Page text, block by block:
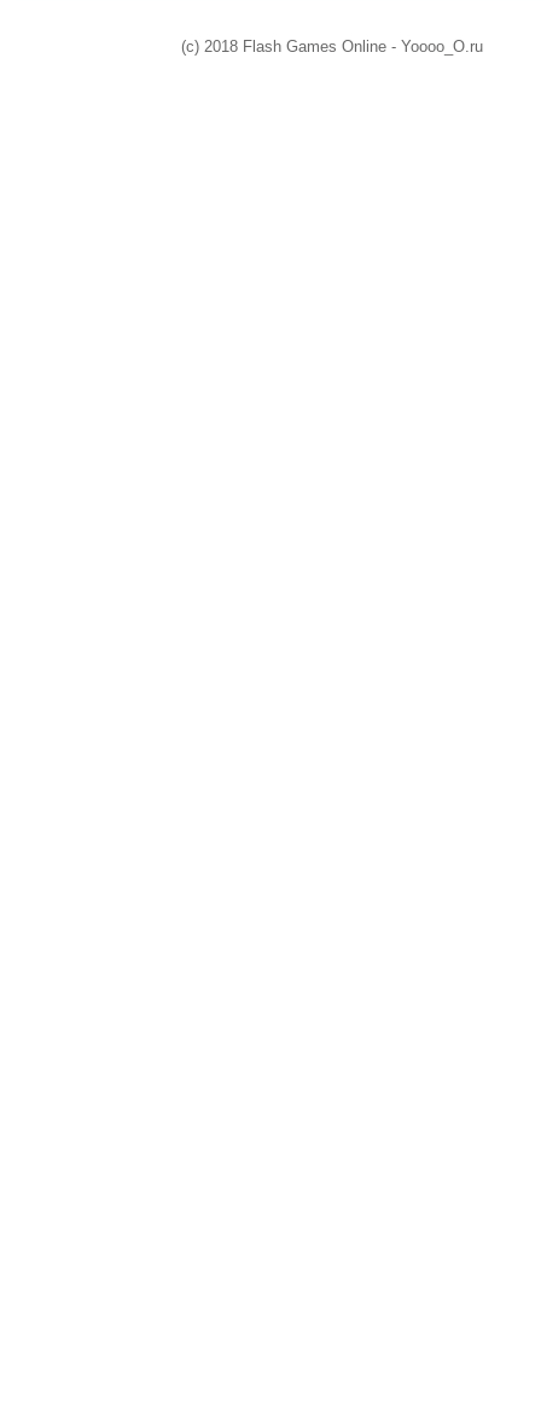
(c) 2018 Flash Games Online - Yoooo_O.ru